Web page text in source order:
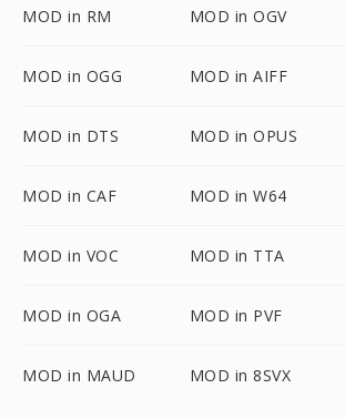
MOD in RM MOD in OGV
MOD in OGG MOD in AIFF
MOD in DTS MOD in OPUS
MOD in CAF MOD in W64
MOD in VOC MOD in TTA
MOD in OGA MOD in PVF
MOD in MAUD MOD in 8SVX